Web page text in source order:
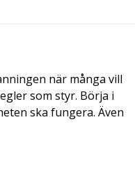
när många vill
som styr. Börja i
ska fungera. Även